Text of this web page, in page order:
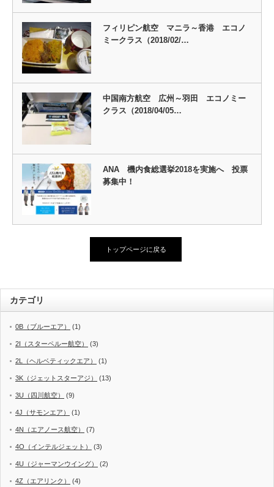
フィリピン航空 マニラ～香港 エコノ
ミークラス（2018/02/…
中国南方航空 広州～羽田 エコノミー
クラス（2018/04/05…
ANA 機内食総選挙2018を実施へ 投票
募集中！
トップページに戻る
カテゴリ
0B（ブルーエア） (1)
2I（スターペルー航空） (3)
2L（ヘルベティックエア） (1)
3K（ジェットスターアジ） (13)
3U（四川航空） (9)
4J（サモンエア） (1)
4N（エアノース航空） (7)
4O（インテルジェット） (3)
4U（ジャーマンウイング） (2)
4Z（エアリンク） (4)